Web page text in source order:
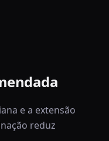
e a extensão
reduz